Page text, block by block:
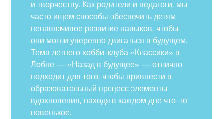
и творчеству. Как родители и педагоги, мы
часто ищем способы обеспечить детям
ненавязчивое развитие навыков, чтобы
они могли уверенно двигаться в будущем.
Тема летнего хобби-клуба «Классики» в
Лобне — «Назад в будущее» — отлично
подходит для того, чтобы привнести в
образовательный процесс элементы
вдохновения, находя в каждом дне что-то
новенькое.